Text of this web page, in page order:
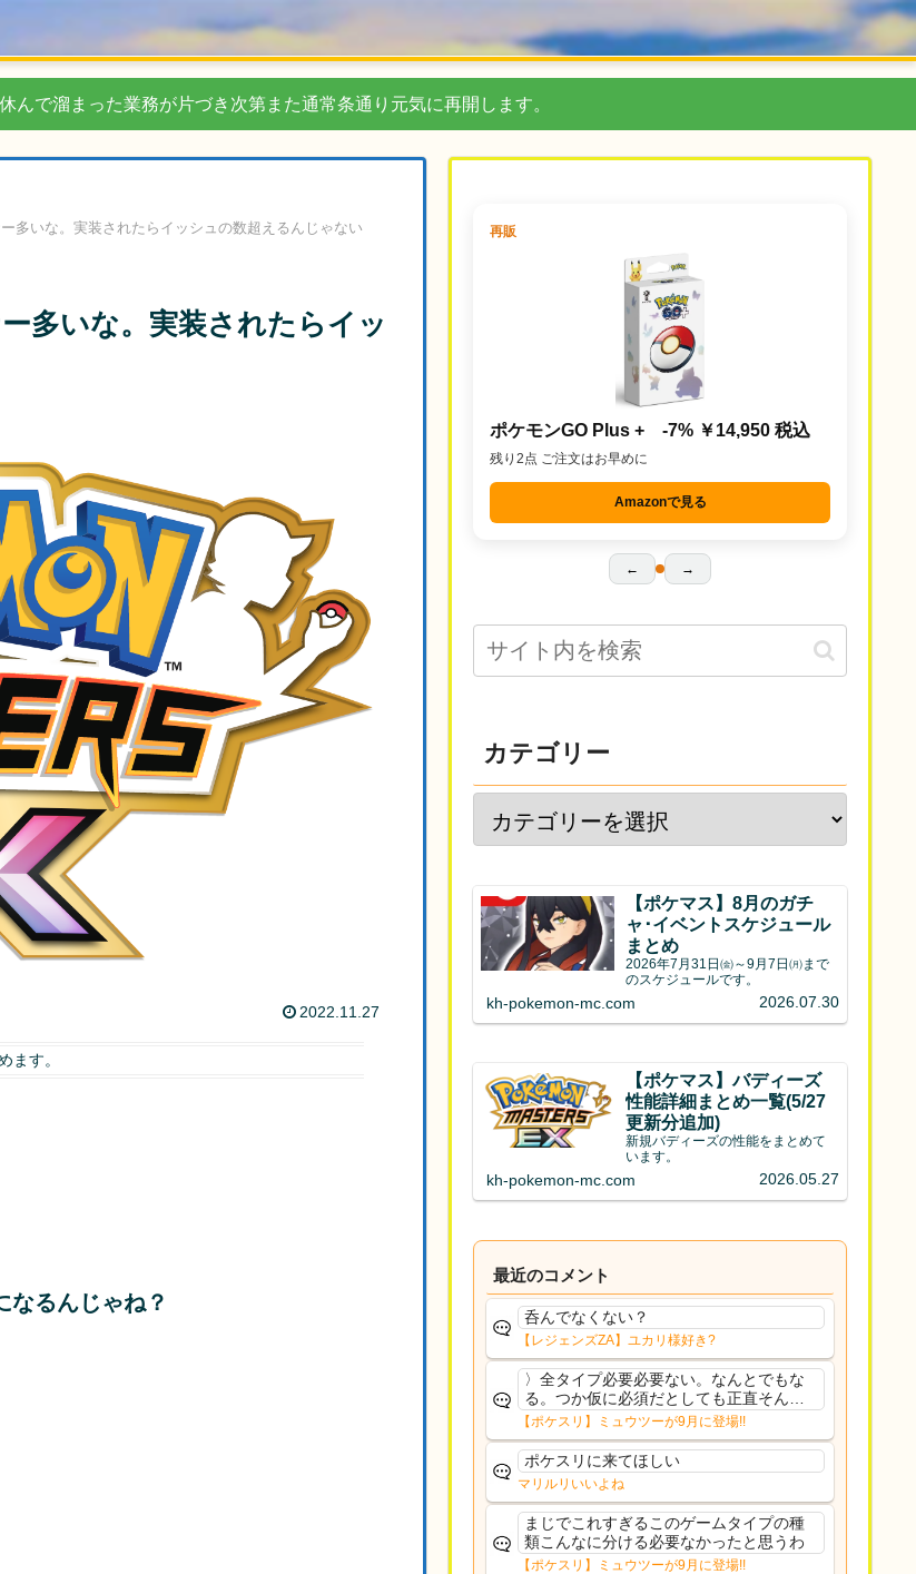
んで溜まった業務が片づき次第また通常条通り元気に再開します。
多いな。実装されたらイッシュの数超えるんじゃない
多いな。実装されたらイッ
2022.11.27
ます。
なるんじゃね？
再販
ポケモンGO Plus + -7% ￥14,950 税込
残り2点 ご注文はお早めに
Amazonで見る
← →
カテゴリー
【ポケマス】8月のガチ
ャ･イベントスケジュール
まとめ
2026年7月31日㈮～9月7日㈪まで
のスケジュールです。
kh-pokemon-mc.com 2026.07.30
【ポケマス】バディーズ
性能詳細まとめ一覧(5/27
更新分追加)
新規バディーズの性能をまとめて
います。
kh-pokemon-mc.com 2026.05.27
最近のコメント
呑んでなくない？
【レジェンズZA】ユカリ様好き?
〉全タイプ必要必要ない。なんとでもな
る。つか仮に必須だとしても正直そんな
もんに付き合う気は無い。運営は時間の
リソースを甘く見すぎなのよ。ポケスリ
やったことないやろうなと思ってる。〉
ラピスEX最短二年後...
【ポケスリ】ミュウツーが9月に登場!!
ポケスリに来てほしい
マリルリいいよね
まじでこれすぎるこのゲームタイプの種
類こんなに分ける必要なかったと思うわ
【ポケスリ】ミュウツーが9月に登場!!